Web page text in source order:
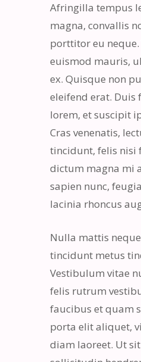
Afringilla tempus
magna, convallis
porttitor eu
euismod mauris,
ex. Quisque non
eleifend erat. Duis
lorem, et suscipit
Cras venenatis,
tincidunt, felis nisi
dictum magna mi
sapien nunc,
lacinia rhoncus
Nulla mattis
tincidunt metus
Vestibulum vitae
felis rutrum
faucibus et quam
porta elit aliquet,
diam laoreet. Ut